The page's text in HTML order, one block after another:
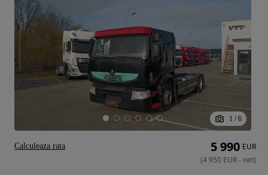
1 / 6
5 990 EUR
(4 950 EUR- net)
Calculeaza rata